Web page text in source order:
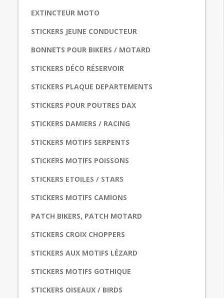
EXTINCTEUR MOTO
STICKERS JEUNE CONDUCTEUR
BONNETS POUR BIKERS / MOTARD
STICKERS DÉCO RÉSERVOIR
STICKERS PLAQUE DEPARTEMENTS
STICKERS POUR POUTRES DAX
STICKERS DAMIERS / RACING
STICKERS MOTIFS SERPENTS
STICKERS MOTIFS POISSONS
STICKERS ETOILES / STARS
STICKERS MOTIFS CAMIONS
PATCH BIKERS, PATCH MOTARD
STICKERS CROIX CHOPPERS
STICKERS AUX MOTIFS LÉZARD
STICKERS MOTIFS GOTHIQUE
STICKERS OISEAUX / BIRDS